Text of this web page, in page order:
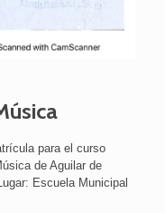
para el curso
de Aguilar de
Escuela Municipal